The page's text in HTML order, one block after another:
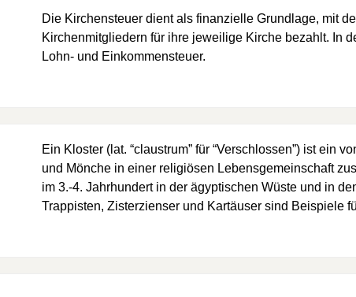
Die Kirchensteuer dient als finanzielle Grundlage, mit
Kirchenmitgliedern für ihre jeweilige Kirche bezahlt. In
Lohn- und Einkommensteuer.
Ein Kloster (lat. “claustrum” für “Verschlossen”) ist ein
und Mönche in einer religiösen Lebensgemeinschaft
im 3.-4. Jahrhundert in der ägyptischen Wüste und in
Trappisten, Zisterzienser und Kartäuser sind Beispiele